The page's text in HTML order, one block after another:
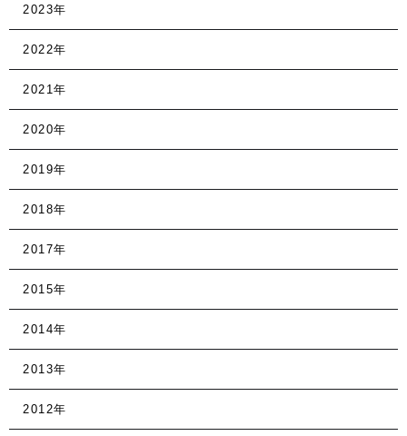
2023年
2022年
2021年
2020年
2019年
2018年
2017年
2015年
2014年
2013年
2012年